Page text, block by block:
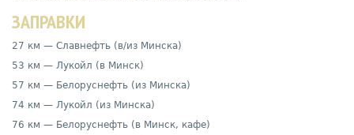
ЗАПРАВКИ
27 км — Славнефть (в/из Минска)
53 км — Лукойл (в Минск)
57 км — Белоруснефть (из Минска)
74 км — Лукойл (из Минска)
76 км — Белоруснефть (в Минск, кафе)